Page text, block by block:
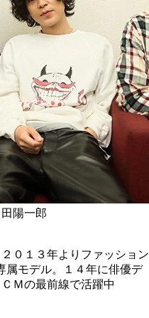
陽一郎
０１３年よりファッション
属モデル。１４年に俳優デ
Ｍの最前線で活躍中